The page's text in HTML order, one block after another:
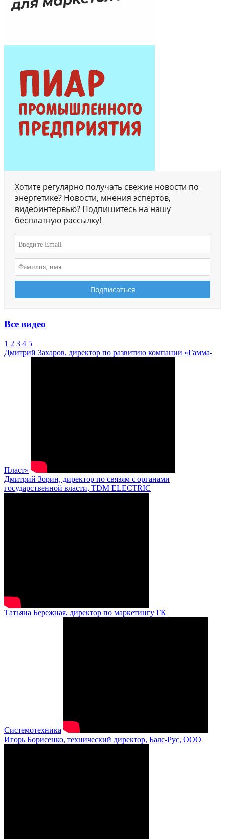
Хотите регулярно получать свежие новости по
энергетике? Новости, мнения эспертов,
видеоинтервью? Подпишитесь на нашу
бесплатную рассылку!
Все видео
1 2 3 4 5
Дмитрий Захаров, директор по развитию компании «Гамма-
Пласт»
Дмитрий Зорин, директор по связям с органами
государственной власти, TDM ELECTRIC
Татьяна Бережная, директор по маркетингу ГК
Системотехника
Игорь Борисенко, технический директор, Балс-Рус, ООО